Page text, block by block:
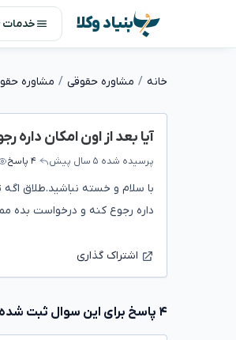
بنیاد وکلا خدمات
خانه مشاوره حقوقی مشاوره
آیا بعد از اون امکان داره
پرسیده شده ۵ سال پیش ۴ پاسخ
با سلام و خسته نباشید.طلاق
داره رجوع کنه و درخواست بده
اشتراک گذاری
۴ پاسخ برای این سوال ثبت شده